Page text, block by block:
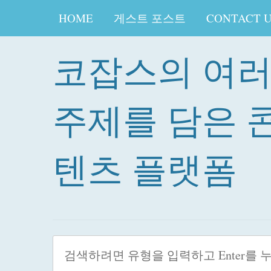
HOME 게스트 포스트 CONTACT
코잡스의 여러
주제를 담은
텐츠 플랫폼